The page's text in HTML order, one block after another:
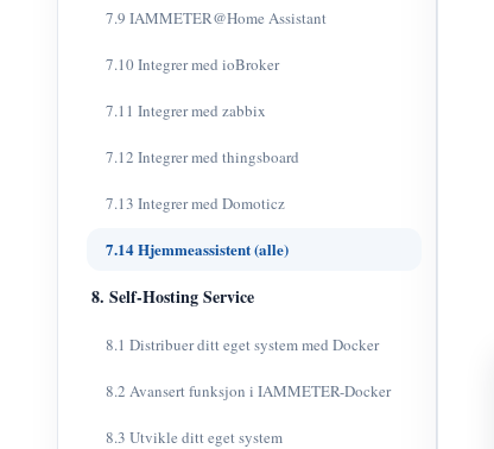
7.9 IAMMETER@Home Assistant
7.10 Integrer med ioBroker
7.11 Integrer med zabbix
7.12 Integrer med thingsboard
7.13 Integrer med Domoticz
7.14 Hjemmeassistent (alle)
8. Self-Hosting Service
8.1 Distribuer ditt eget system med Docker
8.2 Avansert funksjon i IAMMETER-Docker
8.3 Utvikle ditt eget system